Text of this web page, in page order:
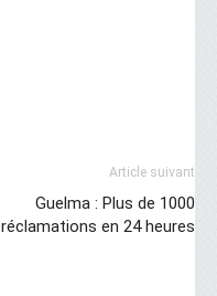
Article suivant
Guelma : Plus de 1000
réclamations en 24 heures